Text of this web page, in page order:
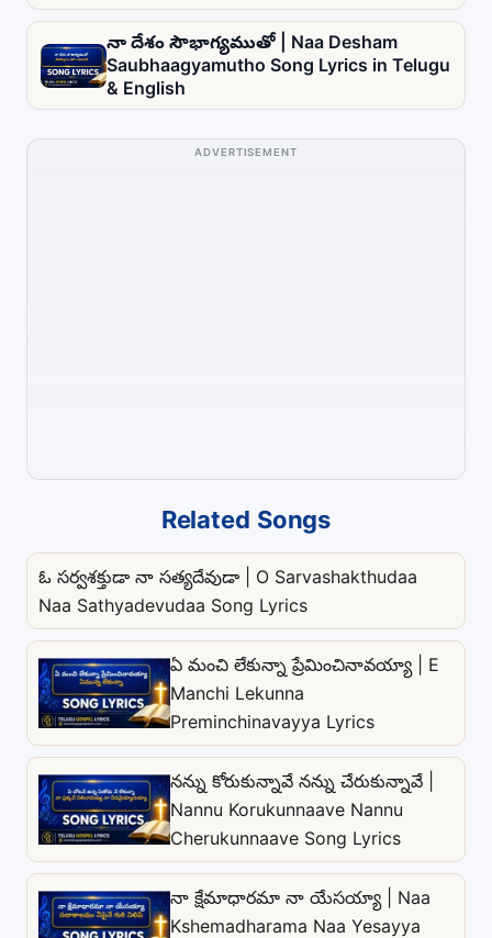
నా దేశం సౌభాగ్యముతో | Naa Desham
Saubhaagyamutho Song Lyrics in Telugu
& English
ADVERTISEMENT
Related Songs
ఓ సర్వశక్తుడా నా సత్యదేవుడా | O Sarvashakthudaa
Naa Sathyadevudaa Song Lyrics
ఏ మంచి లేకున్నా ప్రేమించినావయ్యా | E
Manchi Lekunna
Preminchinavayya Lyrics
నన్ను కోరుకున్నావే నన్ను చేరుకున్నావే |
Nannu Korukunnaave Nannu
Cherukunnaave Song Lyrics
నా క్షేమాధారమా నా యేసయ్యా | Naa
Kshemadharama Naa Yesayya